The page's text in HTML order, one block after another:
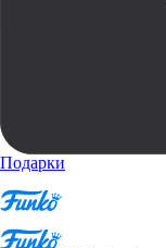
Подарки